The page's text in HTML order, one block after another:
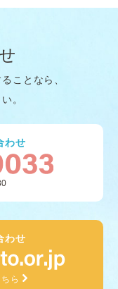
ことなら、
。
わせ
わせ
ら